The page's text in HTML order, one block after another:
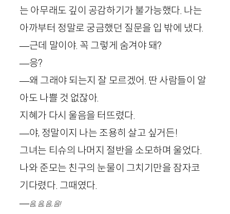
는 아무래도 깊이 공감하기가 불가능했다. 나는
아까부터 정말로 궁금했던 질문을 입 밖에 냈다.
—근데 말이야. 꼭 그렇게 숨겨야 돼?
—응?
—왜 그래야 되는지 잘 모르겠어. 딴 사람들이 알
아도 나쁠 것 없잖아.
지혜가 다시 울음을 터뜨렸다.
—야, 정말이지 나는 조용히 살고 싶거든!
그녀는 티슈의 나머지 절반을 소모하며 울었다.
나와 준모는 친구의 눈물이 그치기만을 잠자코
기다렸다. 그때였다.
—음, 음, 음, 음!